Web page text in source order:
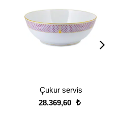
Çukur servis
28.369,60